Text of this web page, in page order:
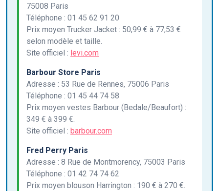
75008 Paris
Téléphone : 01 45 62 91 20
Prix moyen Trucker Jacket : 50,99 € à 77,53 €
selon modèle et taille.
Site officiel : levi.com
Barbour Store Paris
Adresse : 53 Rue de Rennes, 75006 Paris
Téléphone : 01 45 44 74 58
Prix moyen vestes Barbour (Bedale/Beaufort) :
349 € à 399 €.
Site officiel : barbour.com
Fred Perry Paris
Adresse : 8 Rue de Montmorency, 75003 Paris
Téléphone : 01 42 74 74 62
Prix moyen blouson Harrington : 190 € à 270 €.